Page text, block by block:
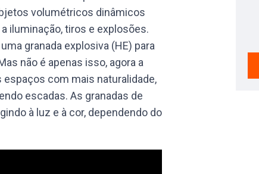
volumétricos dinâmicos
iluminação, tiros e explosões.
granada explosiva (HE) para
não é apenas isso, agora a
com mais naturalidade,
escadas. As granadas de
à luz e à cor, dependendo do